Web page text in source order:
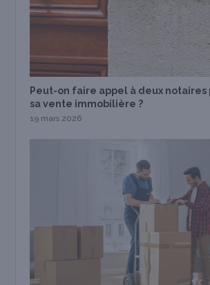
Peut-on faire appel à deux
sa vente immobilière ?
19 mars 2026